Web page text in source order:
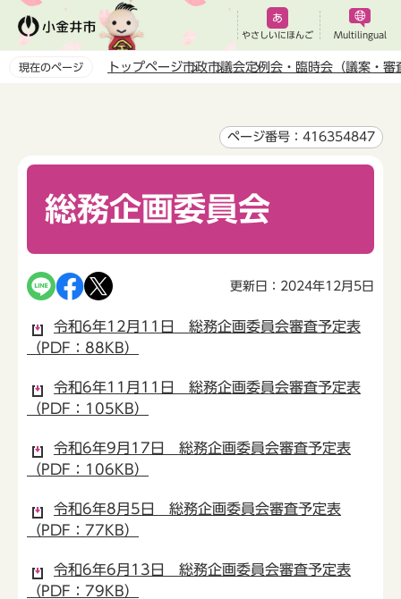
ペ
やさしいにほんご Multilingual
現在のページ トップページ市政市議会定例会・臨時会（議案・審
ページ番号：416354847
総務企画委員会
更新日：2024年12月5日
令和6年12月11日 総務企画委員会審査予定表
（PDF：88KB）
令和6年11月11日 総務企画委員会審査予定表
（PDF：105KB）
令和6年9月17日 総務企画委員会審査予定表
（PDF：106KB）
令和6年8月5日 総務企画委員会審査予定表
（PDF：77KB）
令和6年6月13日 総務企画委員会審査予定表
（PDF：79KB）